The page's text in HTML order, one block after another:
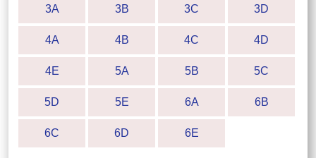
3A 3B 3C 3D
4A 4B 4C 4D
4E 5A 5B 5C
5D 5E 6A 6B
6C 6D 6E